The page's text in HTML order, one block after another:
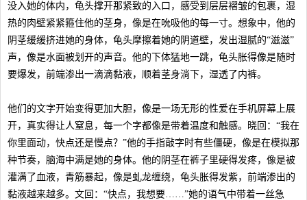
没入她的体内，龟头撑开那紧致的入口，感受到层层褶皱的包裹，湿
热的肉壁紧紧箍住他的茎身，像是在吮吸他的每一寸。想象中，他的
阴茎缓缓挤进她的身体，龟头摩擦着她的阴道壁，发出湿腻的“滋滋”
声，像是水面被划开的声音。他的下体猛地一跳，龟头胀得像是随时
要爆发，前端渗出一滴滴黏液，顺着茎身淌下，湿透了内裤。
他们的文字开始变得更加大胆，像是一场无形的性爱在手机屏幕上展
开，真实得让人窒息，每一个字都像是带着温度和触感。晓回：“我在
你里面动，快点还是慢点？”他的手指敲字时有些僵硬，像是在模拟那
种节奏，脑海中满是她的身体。他的阴茎在裤子里硬得发疼，像是被
灌满了血液，青筋暴起，像是虬龙缠绕，龟头胀得发紫，前端渗出的
黏液越来越多。文回：“快点，我想要……”她的语气中带着一丝急